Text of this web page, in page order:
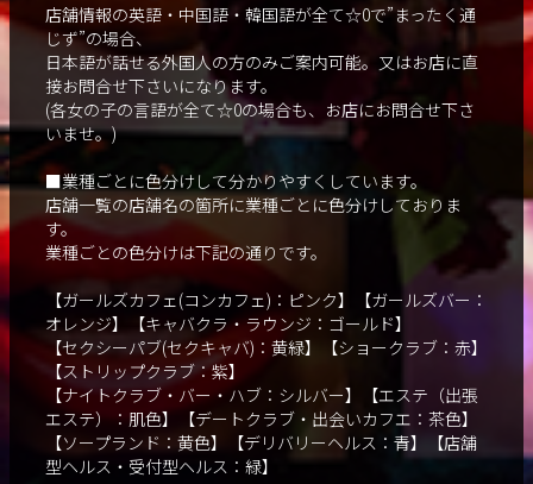
店舗情報の英語・中国語・韓国語が全て☆0で”まったく通
じず”の場合、
日本語が話せる外国人の方のみご案内可能。又はお店に直
接お問合せ下さいになります。
(各女の子の言語が全て☆0の場合も、お店にお問合せ下さ
いませ。)
■業種ごとに色分けして分かりやすくしています。
店舗一覧の店舗名の箇所に業種ごとに色分けしておりま
す。
業種ごとの色分けは下記の通りです。
【ガールズカフェ(コンカフェ)：ピンク】【ガールズバー：
オレンジ】【キャバクラ・ラウンジ：ゴールド】
【セクシーパブ(セクキャバ)：黄緑】【ショークラブ：赤】
【ストリップクラブ：紫】
【ナイトクラブ・バー・ハブ：シルバー】【エステ（出張
エステ）：肌色】【デートクラブ・出会いカフエ：茶色】
【ソープランド：黄色】【デリバリーヘルス：青】【店舗
型ヘルス・受付型ヘルス：緑】